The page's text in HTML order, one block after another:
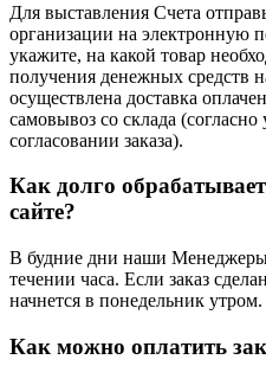
Для выставления Счета
организации на электронную
укажите, на какой товар
получения денежных средств
осуществлена доставка
самовывоз со склада
согласовании заказа).
Как долго
сайте?
В будние дни наши Менеджеры
течении часа. Если заказ
начнется в понедельник утром.
Как можно оплатить